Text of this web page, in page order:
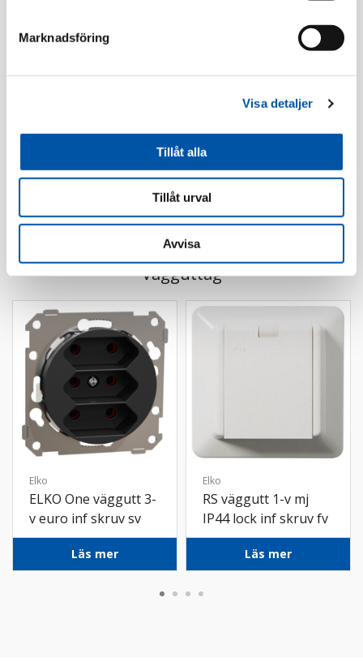
Marknadsföring
Visa detaljer
Tillåt alla
Tillåt urval
Avvisa
Plus förhöjn.ram 2-
Vägguttag
Elko
ELKO One väggutt 3-
v euro inf skruv sv
Läs mer
Elko
RS väggutt 1-v mj
IP44 lock inf skruv fv
Läs mer